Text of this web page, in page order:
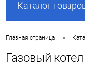
Каталог
Главная страница •
Газовый